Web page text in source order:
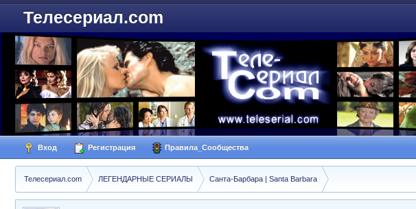
Телесериал.com
Вход Регистрация Правила_Сообщества
Телесериал.com ЛЕГЕНДАРНЫЕ СЕРИАЛЫ Санта-Барбара | Santa Barbara